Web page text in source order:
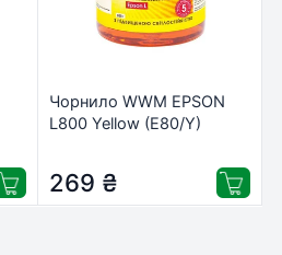
Чорнило WWM EPSON
L800 Yellow (E80/Y)
269 ₴